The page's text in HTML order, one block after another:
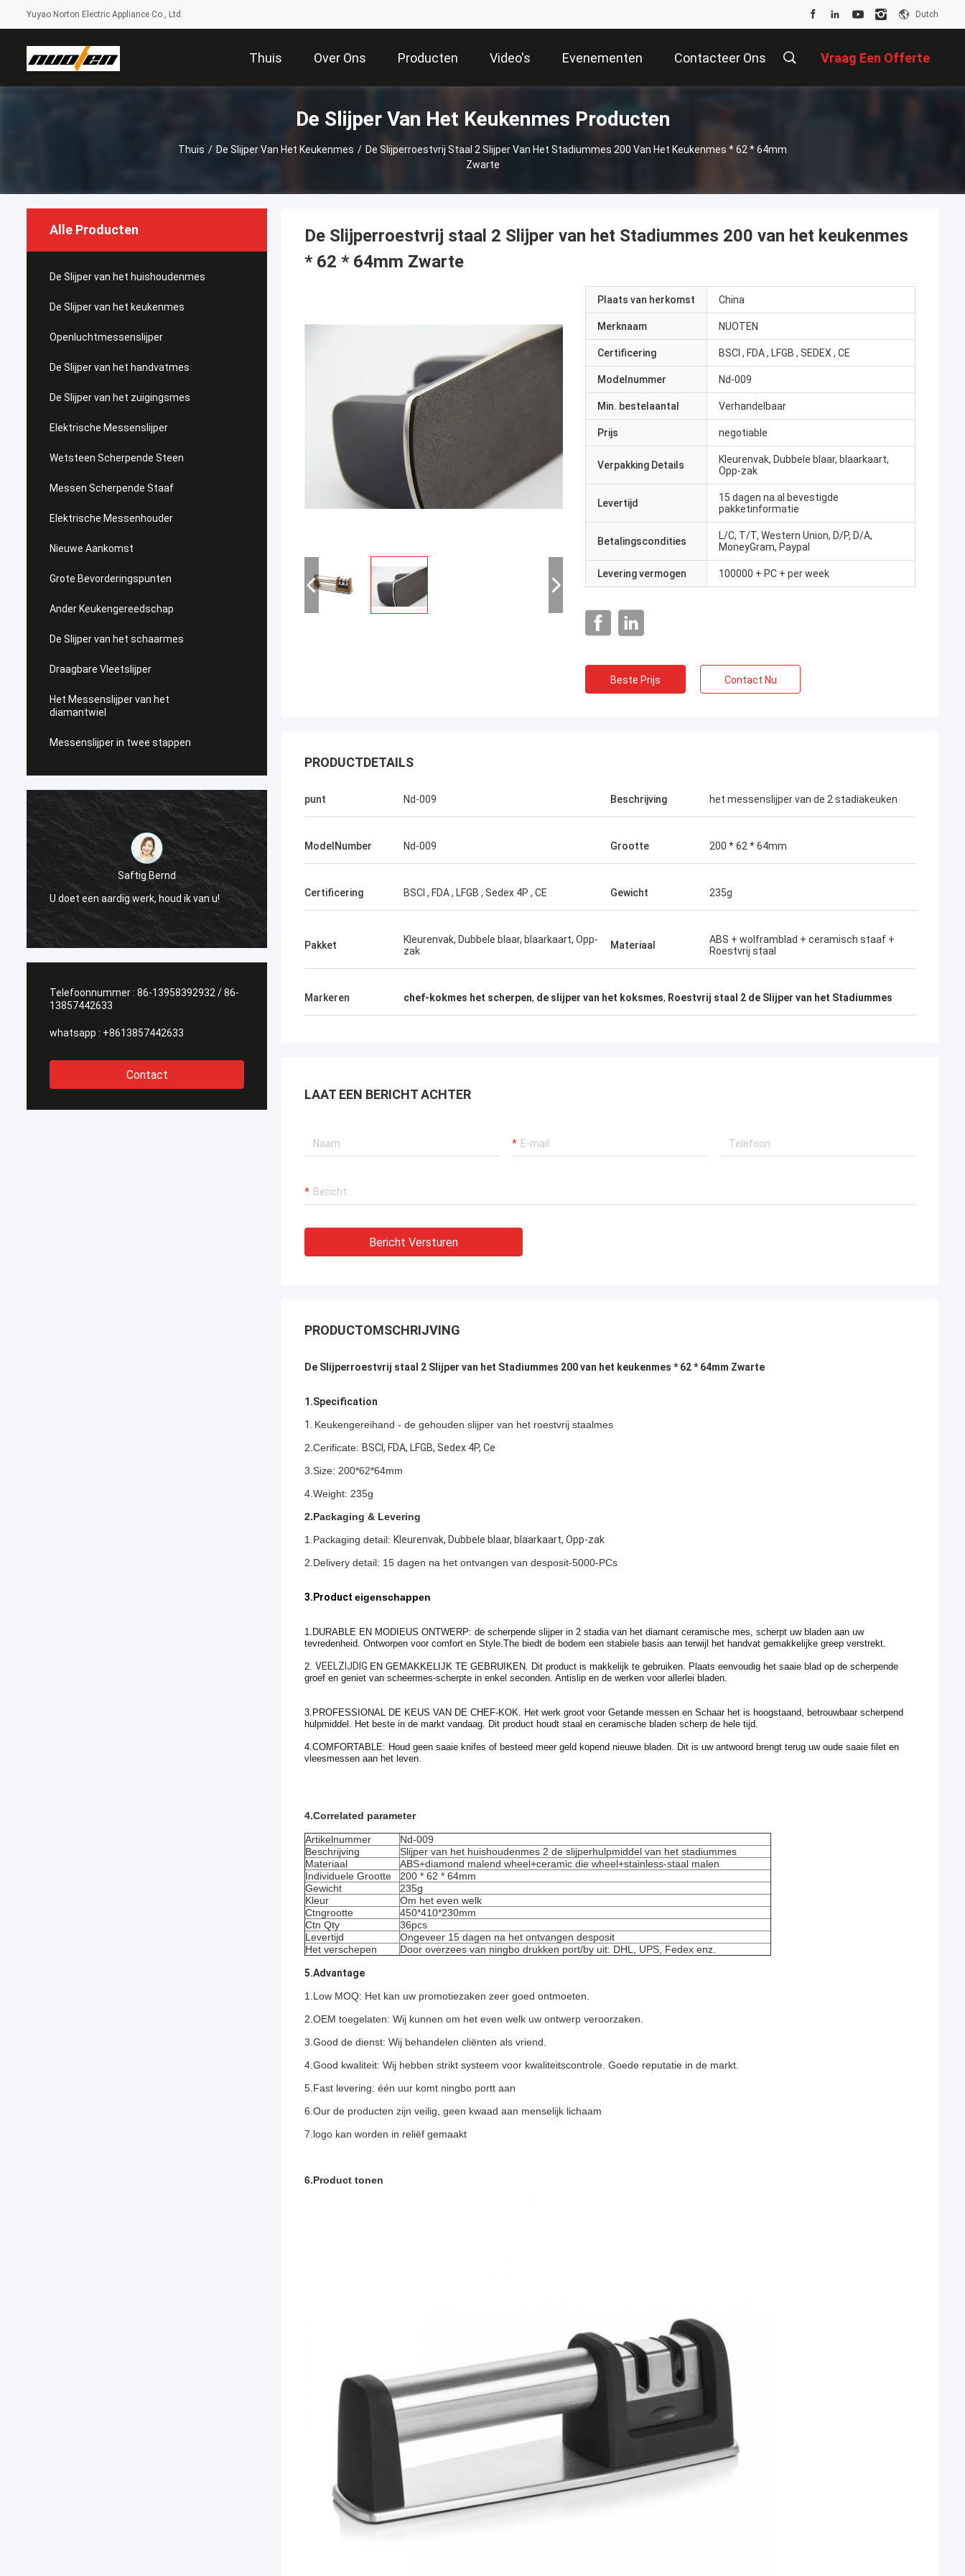
Yuyao Norton Electric Appliance Co., Ltd. Dutch
Thuis Over Ons Producten Video's Evenementen Contacteer Ons Vraag Een Offerte
De Slijper Van Het Keukenmes Producten
Thuis / De Slijper Van Het Keukenmes / De Slijperroestvrij Staal 2 Slijper Van Het Stadiummes 200 Van Het Keukenmes * 62 * 64mm
Zwarte
Alle Producten
De Slijper van het huishoudenmes
De Slijper van het keukenmes
Openluchtmessenslijper
De Slijper van het handvatmes
De Slijper van het zuigingsmes
Elektrische Messenslijper
Wetsteen Scherpende Steen
Messen Scherpende Staaf
Elektrische Messenhouder
Nieuwe Aankomst
Grote Bevorderingspunten
Ander Keukengereedschap
De Slijper van het schaarmes
Draagbare Vleetslijper
Het Messenslijper van het
diamantwiel
Messenslijper in twee stappen
Saftig Bernd
U doet een aardig werk, houd ik van u!
Chris Melia
Nu, slechts Norton, Geen Behoefte Andere
Telefoonnummer : 86-13958392932 / 86-
13857442633
whatsapp : +8613857442633
Contact
De Slijperroestvrij staal 2 Slijper van het Stadiummes 200 van het keukenmes
* 62 * 64mm Zwarte
Plaats van herkomst China
Merknaam NUOTEN
Certificering BSCI , FDA , LFGB , SEDEX , CE
Modelnummer Nd-009
Min. bestelaantal Verhandelbaar
Prijs negotiable
Verpakking Details
Kleurenvak, Dubbele blaar, blaarkaart,
Opp-zak
Levertijd
15 dagen na al bevestigde
pakketinformatie
Betalingscondities
L/C, T/T, Western Union, D/P, D/A,
MoneyGram, Paypal
Levering vermogen 100000 + PC + per week
Beste Prijs Contact Nu
PRODUCTDETAILS
punt Nd-009 Beschrijving het messenslijper van de 2 stadiakeuken
ModelNumber Nd-009 Grootte 200 * 62 * 64mm
Certificering BSCI , FDA , LFGB , Sedex 4P , CE Gewicht 235g
Pakket
Kleurenvak, Dubbele blaar, blaarkaart, Opp-
zak
Materiaal
ABS + wolframblad + ceramisch staaf +
Roestvrij staal
Markeren chef-kokmes het scherpen, de slijper van het koksmes, Roestvrij staal 2 de Slijper van het Stadiummes
LAAT EEN BERICHT ACHTER
Bericht Versturen
PRODUCTOMSCHRIJVING
De Slijperroestvrij staal 2 Slijper van het Stadiummes 200 van het keukenmes * 62 * 64mm Zwarte
1.Specification
1. Keukengereihand - de gehouden slijper van het roestvrij staalmes
2.Cerificate: BSCI, FDA, LFGB, Sedex 4P, Ce
3.Size: 200*62*64mm
4.Weight: 235g
2.Packaging & Levering
1.Packaging detail: Kleurenvak, Dubbele blaar, blaarkaart, Opp-zak
2.Delivery detail: 15 dagen na het ontvangen van desposit-5000-PCs
3.Product eigenschappen
1.DURABLE EN MODIEUS ONTWERP: de scherpende slijper in 2 stadia van het diamant ceramische mes, scherpt uw bladen aan uw
tevredenheid. Ontworpen voor comfort en Style.The biedt de bodem een stabiele basis aan terwijl het handvat gemakkelijke greep verstrekt.
2. VEELZIJDIG EN GEMAKKELIJK TE GEBRUIKEN. Dit product is makkelijk te gebruiken. Plaats eenvoudig het saaie blad op de scherpende
groef en geniet van scheermes-scherpte in enkel seconden. Antislip en de werken voor allerlei bladen.
3.PROFESSIONAL DE KEUS VAN DE CHEF-KOK. Het werk groot voor Getande messen en Schaar het is hoogstaand, betrouwbaar scherpend
hulpmiddel. Het beste in de markt vandaag. Dit product houdt staal en ceramische bladen scherp de hele tijd.
4.COMFORTABLE: Houd geen saaie knifes of besteed meer geld kopend nieuwe bladen. Dit is uw antwoord brengt terug uw oude saaie filet en
vleesmessen aan het leven.
4.Correlated parameter
Artikelnummer
Nd-009
Beschrijving
Slijper van het huishoudenmes 2 de slijperhulpmiddel van het stadiummes
Materiaal
ABS+diamond malend wheel+ceramic die wheel+stainless-staal malen
Individuele Grootte
200 * 62 * 64mm
Gewicht
235g
Kleur
Om het even welk
Ctngrootte
450*410*230mm
Ctn Qty
36pcs
Levertijd
Ongeveer 15 dagen na het ontvangen desposit
Het verschepen
Door overzees van ningbo drukken port/by uit: DHL, UPS, Fedex enz.
5.Advantage
1.Low MOQ: Het kan uw promotiezaken zeer goed ontmoeten.
2.OEM toegelaten: Wij kunnen om het even welk uw ontwerp veroorzaken.
3.Good de dienst: Wij behandelen cliënten als vriend.
4.Good kwaliteit: Wij hebben strikt systeem voor kwaliteitscontrole. Goede reputatie in de markt.
5.Fast levering: één uur komt ningbo portt aan
6.Our de producten zijn veilig, geen kwaad aan menselijk lichaam
7.logo kan worden in reliëf gemaakt
6.Product tonen